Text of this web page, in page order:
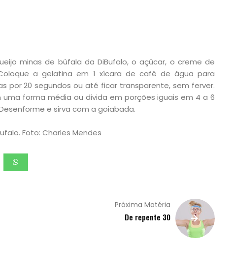
minas de búfala da DiBufalo, o açúcar, o creme de
a gelatina em 1 xícara de café de água para
por 20 segundos ou até ficar transparente, sem ferver.
forma média ou divida em porções iguais em 4 a 6
e sirva com a goiabada.
Foto: Charles Mendes
Próxima Matéria
De repente 30